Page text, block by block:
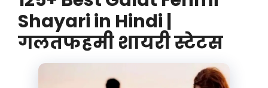
Shayari in Hindi |
गलतफहमी शायरी स्टेटस